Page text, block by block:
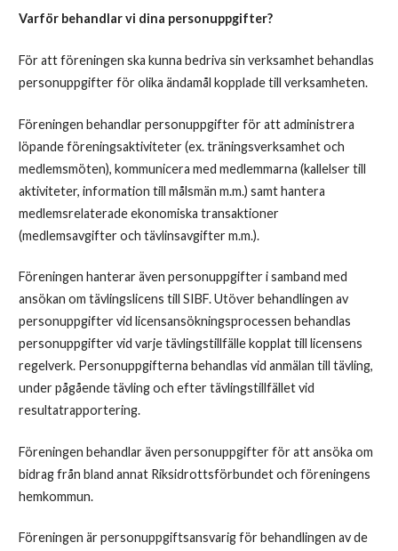
Varför behandlar vi dina personuppgifter?
För att föreningen ska kunna bedriva sin verksamhet behandlas
personuppgifter för olika ändamål kopplade till verksamheten.
Föreningen behandlar personuppgifter för att administrera
löpande föreningsaktiviteter (ex. träningsverksamhet och
medlemsmöten), kommunicera med medlemmarna (kallelser till
aktiviteter, information till målsmän m.m.) samt hantera
medlemsrelaterade ekonomiska transaktioner
(medlemsavgifter och tävlinsavgifter m.m.).
Föreningen hanterar även personuppgifter i samband med
ansökan om tävlingslicens till SIBF. Utöver behandlingen av
personuppgifter vid licensansökningsprocessen behandlas
personuppgifter vid varje tävlingstillfälle kopplat till licensens
regelverk. Personuppgifterna behandlas vid anmälan till tävling,
under pågående tävling och efter tävlingstillfället vid
resultatrapportering.
Föreningen behandlar även personuppgifter för att ansöka om
bidrag från bland annat Riksidrottsförbundet och föreningens
hemkommun.
Föreningen är personuppgiftsansvarig för behandlingen av de